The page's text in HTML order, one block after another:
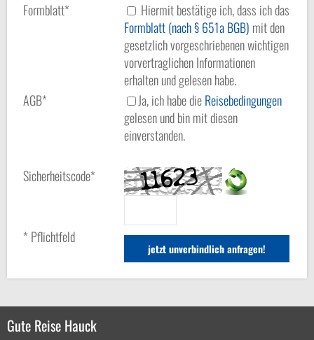
Formblatt*
Hiermit bestätige ich, dass ich das
Formblatt (nach § 651a BGB) mit den
gesetzlich vorgeschriebenen wichtigen
vorvertraglichen Informationen
erhalten und gelesen habe.
AGB*
Ja, ich habe dieReisebedingungen
gelesen und bin mit diesen
einverstanden.
Sicherheitscode*
* Pflichtfeld
Gute Reise Hauck